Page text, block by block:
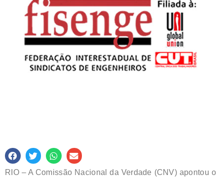
RIO – A Comissão Nacional da Verdade (CNV) apontou o